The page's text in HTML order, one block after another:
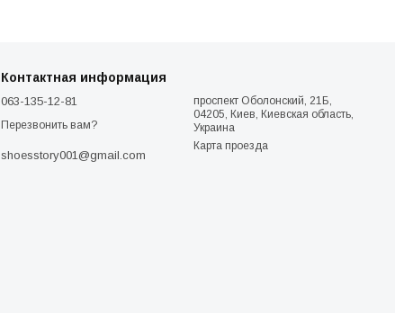
Контактная информация
063-135-12-81
Перезвонить вам?
shoesstory001@gmail.com
проспект Оболонский, 21Б,
04205, Киев, Киевская область,
Украина
Карта проезда